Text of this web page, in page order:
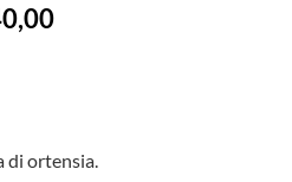
di ortensia.